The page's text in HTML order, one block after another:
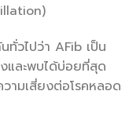
ทั่วไปว่า AFib เป็น
งและพบได้บ่อยที่สุด
ามเสี่ยงต่อโรคหลอด